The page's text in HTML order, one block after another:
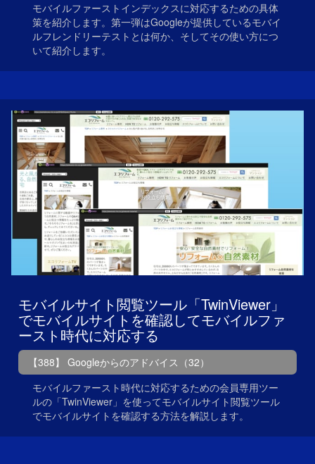
モバイルファーストインデックスに対応するための具体
策を紹介します。第一弾はGoogleが提供しているモバイ
ルフレンドリーテストとは何か、そしてその使い方につ
いて紹介します。
モバイルサイト閲覧ツール「TwinViewer」
でモバイルサイトを確認してモバイルファ
ースト時代に対応する
【388】 Googleからのアドバイス（32）
モバイルファースト時代に対応するための会員専用ツー
ルの「TwinViewer」を使ってモバイルサイト閲覧ツール
でモバイルサイトを確認する方法を解説します。